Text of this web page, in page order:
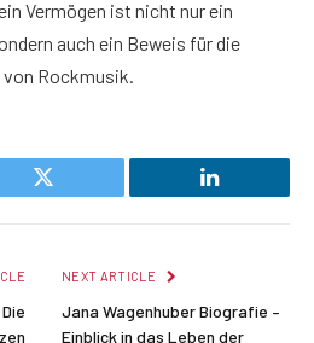
Vermögen ist nicht nur ein
auch ein Beweis für die
Rockmusik.
Twitter LinkedIn
NEXT ARTICLE
Jana Wagenhuber Biografie –
Einblick in das Leben der